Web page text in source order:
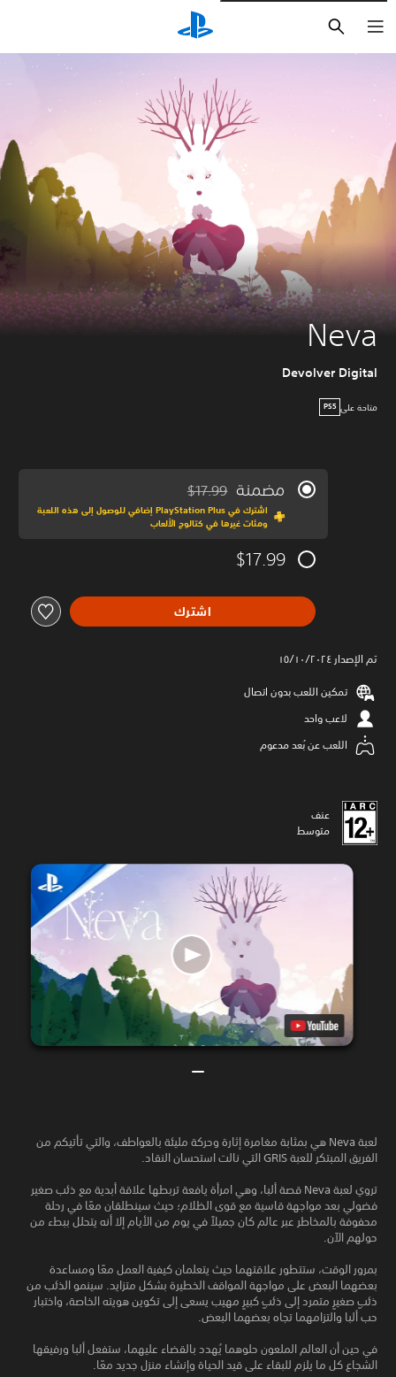
Neva
Devolver Digital
متاحة على PS5
مضمنة مخصوم من السعر الأصلي البالغ $17.99‏
$17.99
اشترك في PlayStation Plus إضافي للوصول إلى هذه اللعبة
ومئات غيرها في كتالوج الألعاب
$17.99
اشترك
تم الإصدار ١٥/١٠/٢٠٢٤
تمكين اللعب بدون اتصال
لاعب واحد
اللعب عن بُعد مدعوم
عنف
متوسط
لعبة Neva هي بمثابة مغامرة إثارة وحركة مليئة بالعواطف، والتي تأتيكم من
الفريق المبتكر للعبة GRIS التي نالت استحسان النقاد.
تروي لعبة Neva قصة ألبا، وهي امرأة يافعة تربطها علاقة أبدية مع ذئب صغير
فضولي بعد مواجهة قاسية مع قوى الظلام؛ حيث سينطلقان معًا في رحلة
محفوفة بالمخاطر عبر عالم كان جميلاً في يوم من الأيام إلا أنه يتحلل ببطء من
حولهم الآن.
بمرور الوقت، ستتطور علاقتهما حيث يتعلمان كيفية العمل معًا ومساعدة
بعضهما البعض على مواجهة المواقف الخطيرة بشكل متزايد. سينمو الذئب من
ذئبٍ صغيرٍ متمرد إلى ذئبٍ كبيرٍ مهيب يسعى إلى تكوين هويته الخاصة، واختبار
حب ألبا والتزامهما تجاه بعضهما البعض.
في حين أن العالم الملعون حلوهما يُهدد بالقضاء عليهما، ستفعل ألبا ورفيقها
الشجاع كل ما يلزم للبقاء على قيد الحياة وإنشاء منزل جديد معًا.